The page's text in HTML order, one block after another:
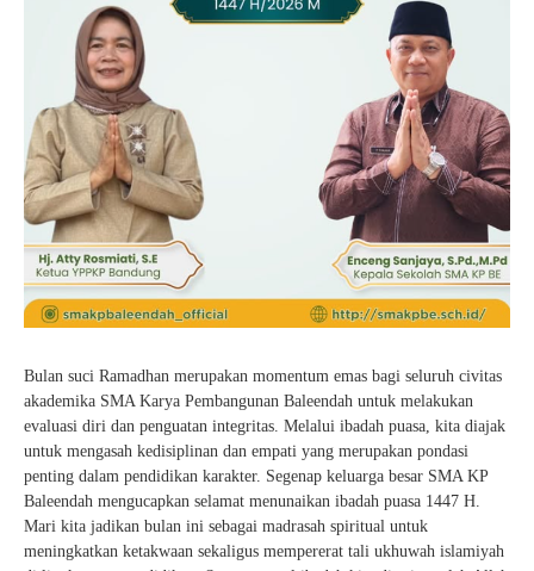
Bulan suci Ramadhan merupakan momentum emas bagi seluruh civitas
akademika SMA Karya Pembangunan Baleendah untuk melakukan
evaluasi diri dan penguatan integritas. Melalui ibadah puasa, kita diajak
untuk mengasah kedisiplinan dan empati yang merupakan pondasi
penting dalam pendidikan karakter. Segenap keluarga besar SMA KP
Baleendah mengucapkan selamat menunaikan ibadah puasa 1447 H.
Mari kita jadikan bulan ini sebagai madrasah spiritual untuk
meningkatkan ketakwaan sekaligus mempererat tali ukhuwah islamiyah